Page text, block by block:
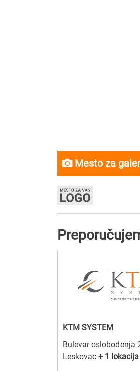
Mesto za
KTM SYSTEM
Bulevar oslobođenja
Leskovac + 1 lokacija